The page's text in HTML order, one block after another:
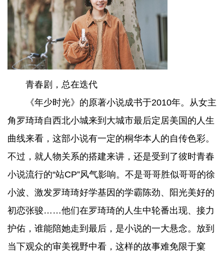
青春剧，总在迭代
《年少时光》的原著小说成书于2010年。从女主
角罗琦琦自西北小城来到大城市最后定居美国的人生
曲线来看，这部小说有一定的桐华本人的自传色彩。
不过，就人物关系的搭建来讲，还是受到了彼时青春
小说流行的“站CP”风气影响。不是哥哥胜似哥哥的徐
小波、激发罗琦琦好学基因的学霸陈劲、阳光美好的
初恋张骏……他们在罗琦琦的人生中轮番出现、接力
护佑，谁能陪她走到最后，是小说的一大悬念。放到
当下观众的审美视野中看，这样的故事难免限于窠